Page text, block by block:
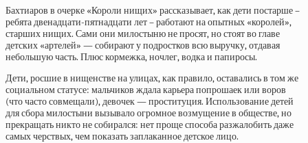
Бахтиаров в очерке «Короли нищих» рассказывает, как дети постарше –
ребята двенадцати-пятнадцати лет – работают на опытных «королей»,
старших нищих. Сами они милостыню не просят, но стоят во главе
детских «артелей» — собирают у подростков всю выручку, отдавая
небольшую часть. Плюс кормежка, ночлег, водка и папиросы.
Дети, росшие в нищенстве на улицах, как правило, оставались в том же
социальном статусе: мальчиков ждала карьера попрошаек или воров
(что часто совмещали), девочек — проституция. Использование детей
для сбора милостыни вызывало огромное возмущение в обществе, но
прекращать никто не собирался: нет проще способа разжалобить даже
самых черствых, чем показать заплаканное детское лицо.